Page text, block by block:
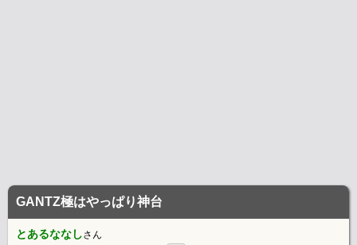
GANTZ極はやっぱり神台
とあるななしさん